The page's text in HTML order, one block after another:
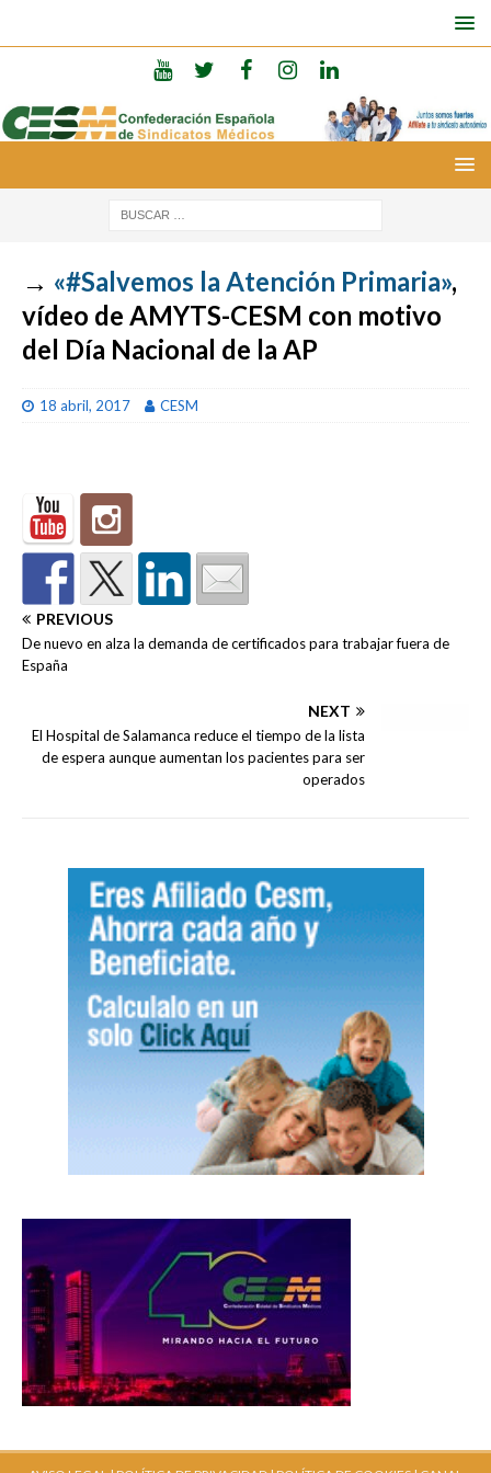
→ «#Salvemos la Atención Primaria»,
vídeo de AMYTS-CESM con motivo
del Día Nacional de la AP
18 abril, 2017 CESM
PREVIOUS
De nuevo en alza la demanda de certificados para trabajar fuera de
España
NEXT
El Hospital de Salamanca reduce el tiempo de la lista
de espera aunque aumentan los pacientes para ser
operados